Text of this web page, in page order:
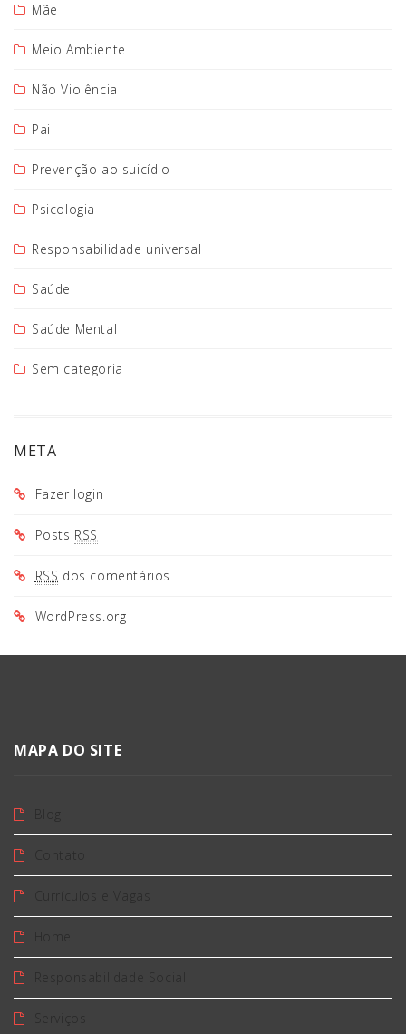
Mãe
Meio Ambiente
Não Violência
Pai
Prevenção ao suicídio
Psicologia
Responsabilidade universal
Saúde
Saúde Mental
Sem categoria
META
Fazer login
Posts RSS
RSS dos comentários
WordPress.org
MAPA DO SITE
Blog
Currículos e Vagas